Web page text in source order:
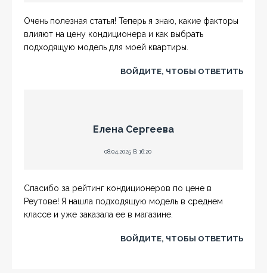
Очень полезная статья! Теперь я знаю, какие факторы
влияют на цену кондиционера и как выбрать
подходящую модель для моей квартиры.
ВОЙДИТЕ, ЧТОБЫ ОТВЕТИТЬ
Елена Сергеева
08.04.2025 В 16:20
Спасибо за рейтинг кондиционеров по цене в
Реутове! Я нашла подходящую модель в среднем
классе и уже заказала ее в магазине.
ВОЙДИТЕ, ЧТОБЫ ОТВЕТИТЬ